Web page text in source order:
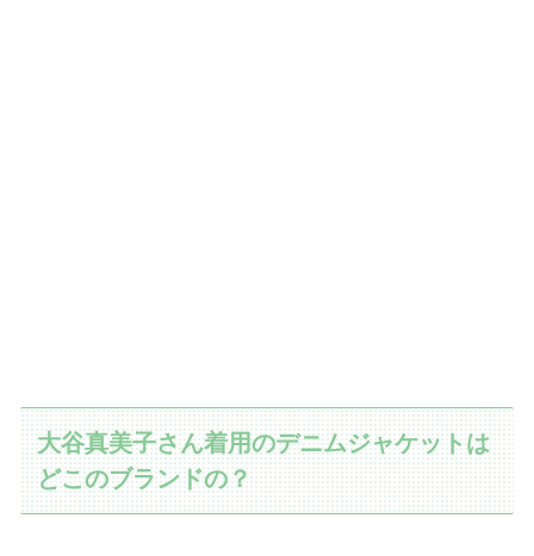
大谷真美子さん着用のデニムジャケットは
どこのブランドの？